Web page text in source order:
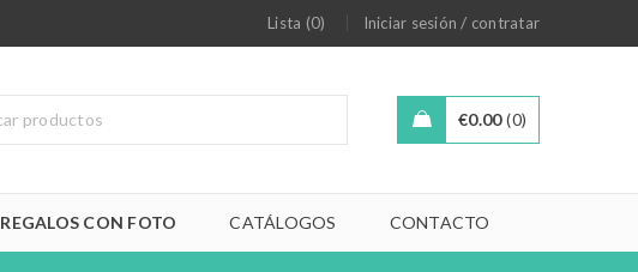
Lista (0) Iniciar sesión / contratar
0.00
€ 0
REGALOS CON FOTO CATÁLOGOS CONTACTO